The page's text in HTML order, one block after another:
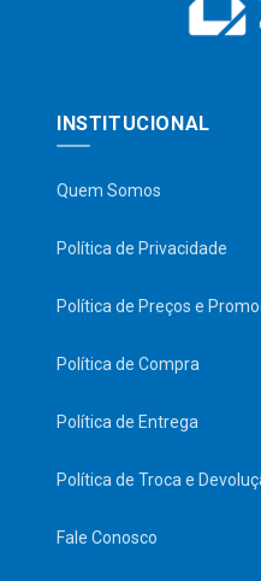
INSTITUCIONAL
Quem Somos
Política de Privacidade
Política de Preços e
Política de Compra
Política de Entrega
Política de Troca e
Fale Conosco